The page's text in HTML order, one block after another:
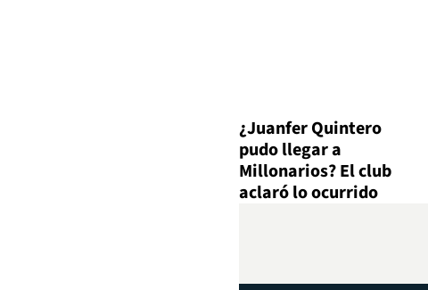
¿Juanfer Quintero
pudo llegar a
Millonarios? El club
aclaró lo ocurrido